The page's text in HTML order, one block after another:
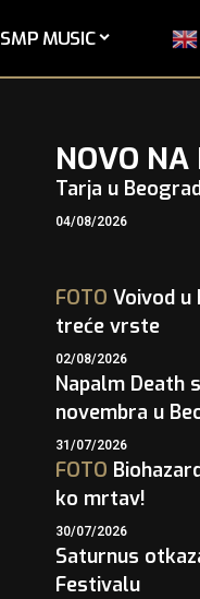
SMP MUSIC
NOVO NA
Tarja u
04/08/2026
FOTO Voivod u
treće vrste
02/08/2026
Napalm Death
novembra u
31/07/2026
FOTO
ko mrtav!
30/07/2026
Saturnus
Festivalu